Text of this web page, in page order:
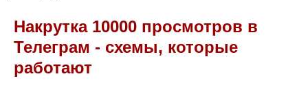
Накрутка 10000 просмотров в
Телеграм - схемы, которые
работают